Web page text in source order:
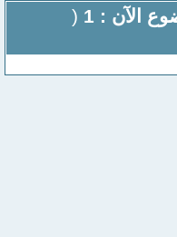
الآن : 1
(